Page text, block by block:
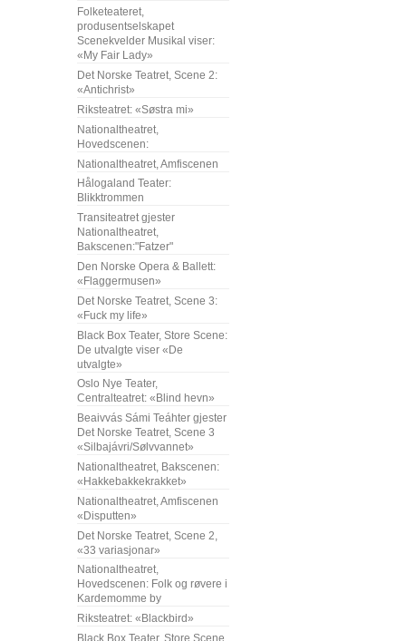
Folketeateret,
produsentselskapet
Scenekvelder Musikal viser:
«My Fair Lady»
Det Norske Teatret, Scene 2:
«Antichrist»
Riksteatret: «Søstra mi»
Nationaltheatret,
Hovedscenen:
Nationaltheatret, Amfiscenen
Hålogaland Teater:
Blikktrommen
Transiteatret gjester
Nationaltheatret,
Bakscenen:"Fatzer"
Den Norske Opera & Ballett:
«Flaggermusen»
Det Norske Teatret, Scene 3:
«Fuck my life»
Black Box Teater, Store Scene:
De utvalgte viser «De
utvalgte»
Oslo Nye Teater,
Centralteatret: «Blind hevn»
Beaivvás Sámi Teáhter gjester
Det Norske Teatret, Scene 3
«Silbajávri/Sølvvannet»
Nationaltheatret, Bakscenen:
«Hakkebakkekrakket»
Nationaltheatret, Amfiscenen
«Disputten»
Det Norske Teatret, Scene 2,
«33 variasjonar»
Nationaltheatret,
Hovedscenen: Folk og røvere i
Kardemomme by
Riksteatret: «Blackbird»
Black Box Teater, Store Scene